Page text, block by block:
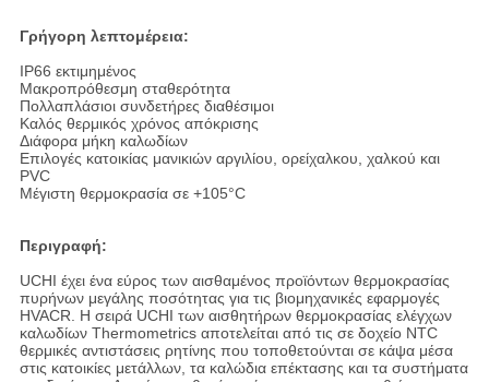
Γρήγορη λεπτομέρεια:
IP66 εκτιμημένος
Μακροπρόθεσμη σταθερότητα
Πολλαπλάσιοι συνδετήρες διαθέσιμοι
Καλός θερμικός χρόνος απόκρισης
Διάφορα μήκη καλωδίων
Επιλογές κατοικίας μανικιών αργιλίου, ορείχαλκου, χαλκού και
PVC
Μέγιστη θερμοκρασία σε +105°C
Περιγραφή:
UCHI έχει ένα εύρος των αισθαμένος προϊόντων θερμοκρασίας
πυρήνων μεγάλης ποσότητας για τις βιομηχανικές εφαρμογές
HVACR. Η σειρά UCHI των αισθητήρων θερμοκρασίας ελέγχων
καλωδίων Thermometrics αποτελείται από τις σε δοχείο NTC
θερμικές αντιστάσεις ρητίνης που τοποθετούνται σε κάψα μέσα
στις κατοικίες μετάλλων, τα καλώδια επέκτασης και τα συστήματα